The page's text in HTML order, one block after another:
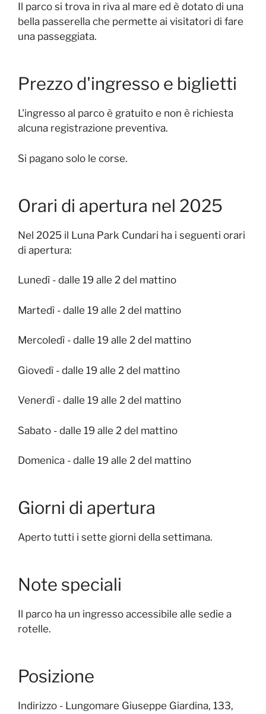
Il parco si trova in riva al mare ed è dotato di una
bella passerella che permette ai visitatori di fare
una passeggiata.
Prezzo d'ingresso e biglietti
L'ingresso al parco è gratuito e non è richiesta
alcuna registrazione preventiva.
Si pagano solo le corse.
Orari di apertura nel 2025
Nel 2025 il Luna Park Cundari ha i seguenti orari
di apertura:
Lunedì - dalle 19 alle 2 del mattino
Martedì - dalle 19 alle 2 del mattino
Mercoledì - dalle 19 alle 2 del mattino
Giovedì - dalle 19 alle 2 del mattino
Venerdì - dalle 19 alle 2 del mattino
Sabato - dalle 19 alle 2 del mattino
Domenica - dalle 19 alle 2 del mattino
Giorni di apertura
Aperto tutti i sette giorni della settimana.
Note speciali
Il parco ha un ingresso accessibile alle sedie a
rotelle.
Posizione
Indirizzo - Lungomare Giuseppe Giardina, 133,